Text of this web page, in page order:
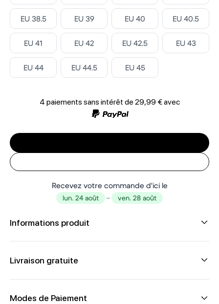
Select ‎
EU 38.5 Select ‎
EU 39 Select ‎
EU 40 Select ‎
EU 40.5
Select ‎
EU 41 Select ‎
EU 42 Select ‎
EU 42.5 Select ‎
EU 43
Select ‎
EU 44 Select ‎
EU 44.5 Select ‎
EU 45
4 paiements sans intérêt de 29,99 €avec
Recevez votre commande d'ici le
lun. 24 août – ven. 28 août
Informations produit
Livraison gratuite
Modes de Paiement